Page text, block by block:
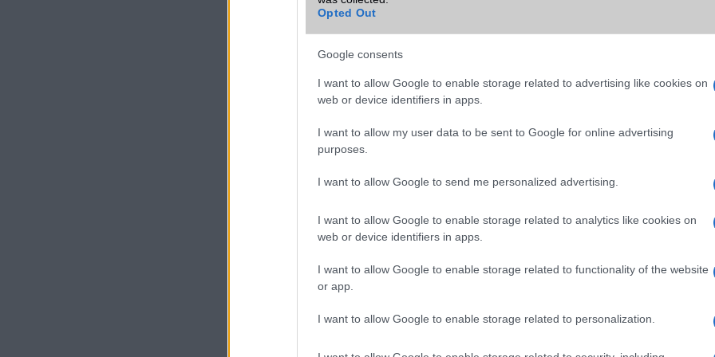
Opted Out
Google consents
I want to allow Google to enable storage related to advertising like cookies on
web or device identifiers in apps.
I want to allow my user data to be sent to Google for online advertising
purposes.
I want to allow Google to send me personalized advertising.
I want to allow Google to enable storage related to analytics like cookies on
web or device identifiers in apps.
I want to allow Google to enable storage related to functionality of the website
or app.
I want to allow Google to enable storage related to personalization.
Típus
Készenléti idő h /
Az akkumulátor nem vehetõ
Beszélgetési idő h /
Nincs publikus adat!
ALKALMAZÁSOK ÉS ÉRZÉKELŐK
SNS integráció